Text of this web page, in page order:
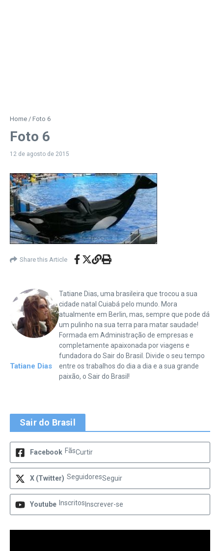
Home / Foto 6
Foto 6
12 de agosto de 2015
Share this Article
Tatiane Dias
Tatiane Dias, uma brasileira que trocou a sua
cidade natal Cuiabá pelo mundo. Mora
atualmente em Berlin, mas, sempre que pode dá
um pulinho na sua terra para matar saudade!
Formada em Administração de empresas e
completamente apaixonada por viagens e
fundadora do Sair do Brasil. Divide o seu tempo
entre os trabalhos do dia a dia e a sua grande
paixão, o Sair do Brasil!
Sair do Brasil
Facebook FãsCurtir
X (Twitter) SeguidoresSeguir
Youtube Inscritos Inscrever-se